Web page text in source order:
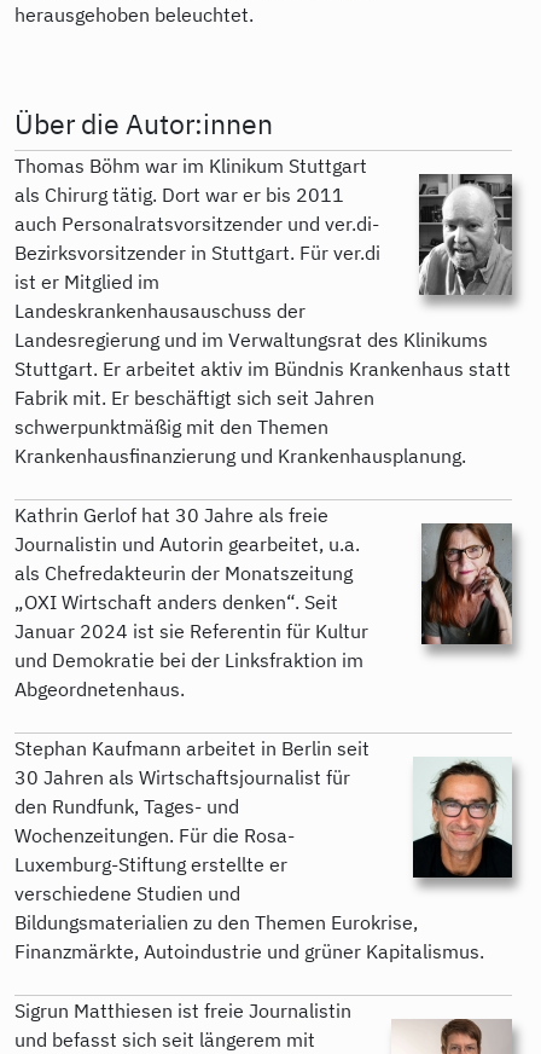
herausgehoben beleuchtet.
Über die Autor:innen
Thomas Böhm war im Klinikum Stuttgart
als Chirurg tätig. Dort war er bis 2011
auch Personalratsvorsitzender und ver.di-
Bezirksvorsitzender in Stuttgart. Für ver.di
ist er Mitglied im
Landeskrankenhausauschuss der
Landesregierung und im Verwaltungsrat des Klinikums
Stuttgart. Er arbeitet aktiv im Bündnis Krankenhaus statt
Fabrik mit. Er beschäftigt sich seit Jahren
schwerpunktmäßig mit den Themen
Krankenhausfinanzierung und Krankenhausplanung.
Kathrin Gerlof hat 30 Jahre als freie
Journalistin und Autorin gearbeitet, u.a.
als Chefredakteurin der Monatszeitung
„OXI Wirtschaft anders denken“. Seit
Januar 2024 ist sie Referentin für Kultur
und Demokratie bei der Linksfraktion im
Abgeordnetenhaus.
Stephan Kaufmann arbeitet in Berlin seit
30 Jahren als Wirtschaftsjournalist für
den Rundfunk, Tages- und
Wochenzeitungen. Für die Rosa-
Luxemburg-Stiftung erstellte er
verschiedene Studien und
Bildungsmaterialien zu den Themen Eurokrise,
Finanzmärkte, Autoindustrie und grüner Kapitalismus.
Sigrun Matthiesen ist freie Journalistin
und befasst sich seit längerem mit